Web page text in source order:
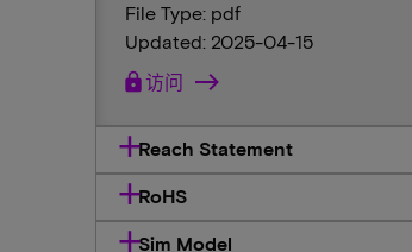
File Type: pdf
Updated: 2025-04-15
lock访问
Reach Statement
RoHS
Sim Model